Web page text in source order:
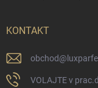
KONTAKT
obchod@
VOLAJTE v